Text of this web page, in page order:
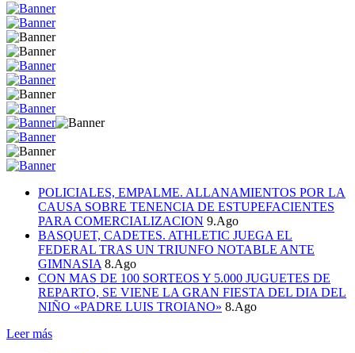
POLICIALES, EMPALME. ALLANAMIENTOS POR LA
CAUSA SOBRE TENENCIA DE ESTUPEFACIENTES
PARA COMERCIALIZACION 9.Ago
BASQUET, CADETES. ATHLETIC JUEGA EL
FEDERAL TRAS UN TRIUNFO NOTABLE ANTE
GIMNASIA 8.Ago
CON MAS DE 100 SORTEOS Y 5.000 JUGUETES DE
REPARTO, SE VIENE LA GRAN FIESTA DEL DIA DEL
NIÑO «PADRE LUIS TROIANO» 8.Ago
Leer más